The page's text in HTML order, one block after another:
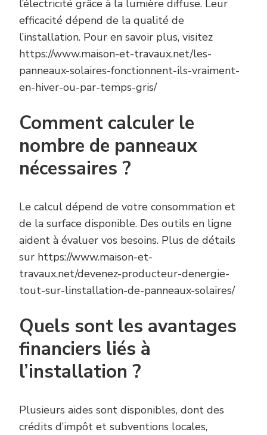
l’électricité grâce à la lumière diffuse. Leur
efficacité dépend de la qualité de
l’installation. Pour en savoir plus, visitez
https://www.maison-et-travaux.net/les-
panneaux-solaires-fonctionnent-ils-vraiment-
en-hiver-ou-par-temps-gris/
Comment calculer le
nombre de panneaux
nécessaires ?
Le calcul dépend de votre consommation et
de la surface disponible. Des outils en ligne
aident à évaluer vos besoins. Plus de détails
sur https://www.maison-et-
travaux.net/devenez-producteur-denergie-
tout-sur-linstallation-de-panneaux-solaires/
Quels sont les avantages
financiers liés à
l’installation ?
Plusieurs aides sont disponibles, dont des
crédits d’impôt et subventions locales,